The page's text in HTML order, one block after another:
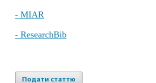
- MIAR
- ResearchBib
Подати статтю